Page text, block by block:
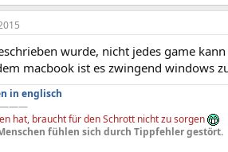
wurde, nicht jedes game
macbook ist es zwingend windows
in englisch
hat, braucht für den Schrott nicht zu sorgen
fühlen sich durch Tippfehler gestört.